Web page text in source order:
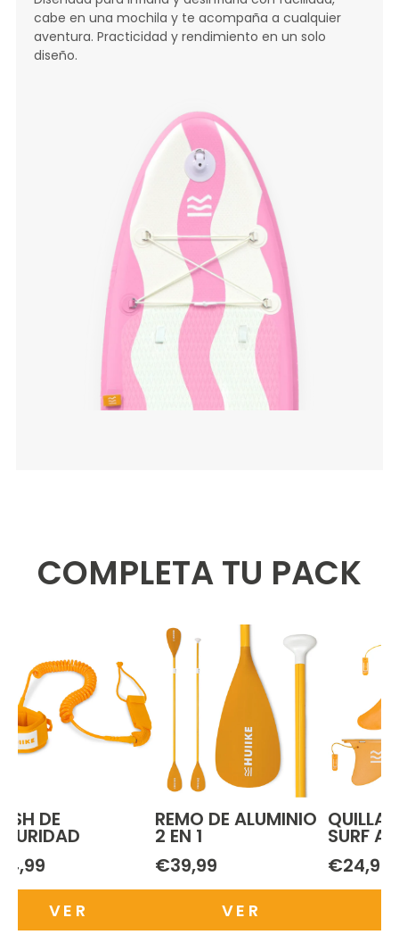
cabe en una mochila y te acompaña a cualquier
aventura. Practicidad y rendimiento en un solo
diseño.
COMPLETA TU PACK
DE
VER
REMO DE ALUMINIO
2 EN 1
€39,99
VER
SURF
€24,99